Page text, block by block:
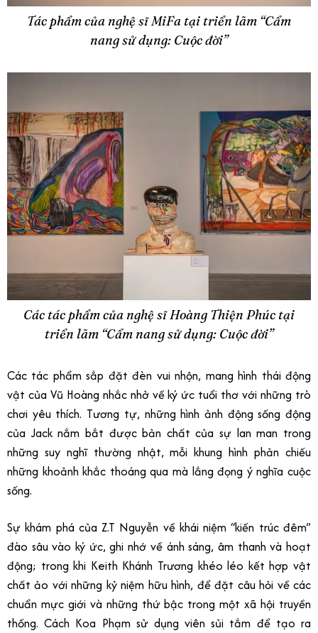
Tác phẩm của nghệ sĩ MiFa tại triển lãm “Cẩm
nang sử dụng: Cuộc đời”
Các tác phẩm của nghệ sĩ Hoàng Thiện Phúc tại
triển lãm “Cẩm nang sử dụng: Cuộc đời”
Các tác phẩm sắp đặt đèn vui nhộn, mang hình thái động
vật của Vũ Hoàng nhắc nhở về ký ức tuổi thơ với những trò
chơi yêu thích. Tương tự, những hình ảnh động sống động
của Jack nắm bắt được bản chất của sự lan man trong
những suy nghĩ thường nhật, mỗi khung hình phản chiếu
những khoảnh khắc thoáng qua mà lắng đọng ý nghĩa cuộc
sống.
Sự khám phá của Z.T Nguyễn về khái niệm “kiến trúc đêm”
đào sâu vào ký ức, ghi nhớ về ánh sáng, âm thanh và hoạt
động; trong khi Keith Khánh Trương khéo léo kết hợp vật
chất ảo với những kỷ niệm hữu hình, để đặt câu hỏi về các
chuẩn mực giới và những thứ bậc trong một xã hội truyền
thống. Cách Koa Phạm sử dụng viên sủi tắm để tạo ra